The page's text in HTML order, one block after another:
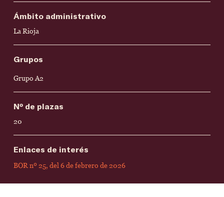
Ámbito administrativo
La Rioja
Grupos
Grupo A2
Nº de plazas
20
Enlaces de interés
BOR nº 25, del 6 de febrero de 2026